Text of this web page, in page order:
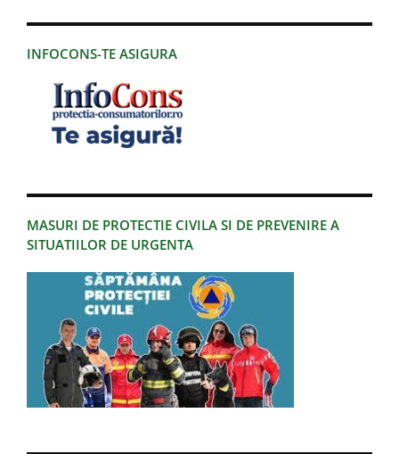
INFOCONS-TE ASIGURA
MASURI DE PROTECTIE CIVILA SI DE PREVENIRE A
SITUATIILOR DE URGENTA